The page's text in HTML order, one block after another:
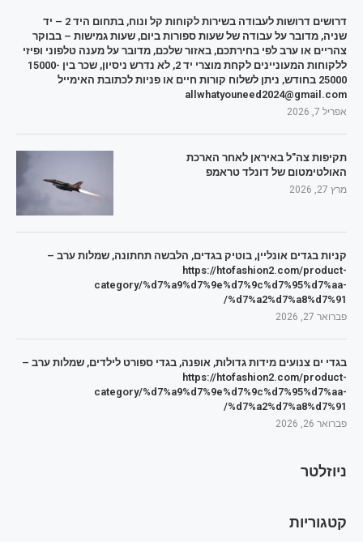
דרושים דרושות לעבודה בשירות לקוחות קל ונוח, בתחום היד 2 – יד
שניה, מדובר על עבודה של שעות ספורות ביום, שעות גמישות – בבוקר
צהריים או ערב לפי בחירתכם, באזור שלכם, מדובר על מענה טלפוני ופיזי
ללקוחות המעוניינים לקחת מוצרי יד 2, לא נדרש ניסיון, שכר בין 15000-
25000 בחודש, ניתן לשלוח קורות חיים או פניות לכתובת האימייל
allwhatyouneed2024@gmail.com
אפריל 7, 2026
תקיפות צה"ל באיראן לאחר הארכת
האולטימטום של דונלד טראמפ
מרץ 27, 2026
קניות בגדים אונליין, בוטיק בגדים, הלבשה תחתונה, שמלות ערב –
https://htofashion2.com/product-
category/%d7%a9%d7%9e%d7%9c%d7%95%d7%aa-
%d7%a2%d7%a8%d7%91/
פברואר 27, 2026
בגדי ים צנועים מידות גדולות, אופנה, בגדי ספורט לילדים, שמלות ערב –
https://htofashion2.com/product-
category/%d7%a9%d7%9e%d7%9c%d7%95%d7%aa-
%d7%a2%d7%a8%d7%91/
פברואר 26, 2026
ניוזלטר
קטגוריות